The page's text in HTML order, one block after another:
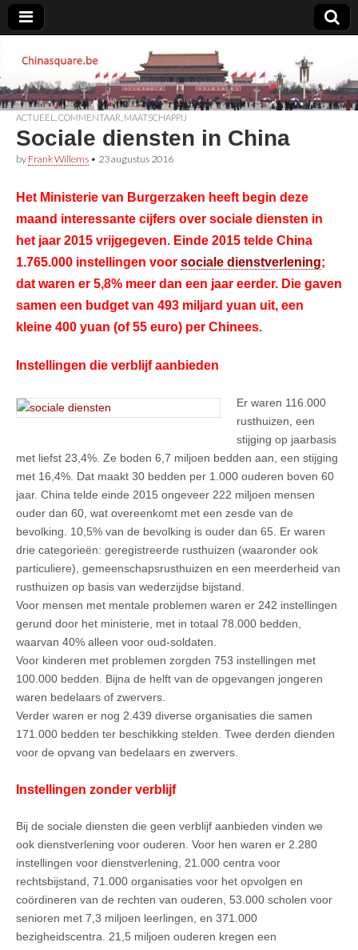
Chinasquare.be
ACTUEEL COMMENTAAR MAATSCHAPPIJ
Sociale diensten in China
by Frank Willems • 23 augustus 2016
Het Ministerie van Burgerzaken heeft begin deze
maand interessante cijfers over sociale diensten in
het jaar 2015 vrijgegeven. Einde 2015 telde China
1.765.000 instellingen voor sociale dienstverlening;
dat waren er 5,8% meer dan een jaar eerder. Die gaven
samen een budget van 493 miljard yuan uit, een
kleine 400 yuan (of 55 euro) per Chinees.
Instellingen die verblijf aanbieden
Er waren 116.000
rusthuizen, een
stijging op jaarbasis
met liefst 23,4%. Ze boden 6,7 miljoen bedden aan, een stijging
met 16,4%. Dat maakt 30 bedden per 1.000 ouderen boven 60
jaar. China telde einde 2015 ongeveer 222 miljoen mensen
ouder dan 60, wat overeenkomt met een zesde van de
bevolking. 10,5% van de bevolking is ouder dan 65. Er waren
drie categorieën: geregistreerde rusthuizen (waaronder ook
particuliere), gemeenschapsrusthuizen en een meerderheid van
rusthuizen op basis van wederzijdse bijstand.
Voor mensen met mentale problemen waren er 242 instellingen
gerund door het ministerie, met in totaal 78.000 bedden,
waarvan 40% alleen voor oud-soldaten.
Voor kinderen met problemen zorgden 753 instellingen met
100.000 bedden. Bijna de helft van de opgevangen jongeren
waren bedelaars of zwervers.
Verder waren er nog 2.439 diverse organisaties die samen
171.000 bedden ter beschikking stelden. Twee derden dienden
voor de opvang van bedelaars en zwervers.
Instellingen zonder verblijf
Bij de sociale diensten die geen verblijf aanbieden vinden we
ook dienstverlening voor ouderen. Voor hen waren er 2.280
instellingen voor dienstverlening, 21.000 centra voor
rechtsbijstand, 71.000 organisaties voor het opvolgen en
coördineren van de rechten van ouderen, 53.000 scholen voor
senioren met 7,3 miljoen leerlingen, en 371.000
bezigheidscentra. 21,5 miljoen ouderen kregen een